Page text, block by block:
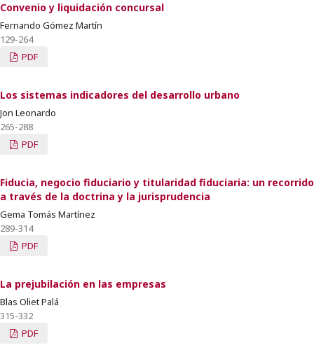
Convenio y liquidación concursal
Fernando Gómez Martín
129-264
PDF
Los sistemas indicadores del desarrollo urbano
Jon Leonardo
265-288
PDF
Fiducia, negocio fiduciario y titularidad fiduciaria: un recorrido
a través de la doctrina y la jurisprudencia
Gema Tomás Martínez
289-314
PDF
La prejubilación en las empresas
Blas Oliet Palá
315-332
PDF